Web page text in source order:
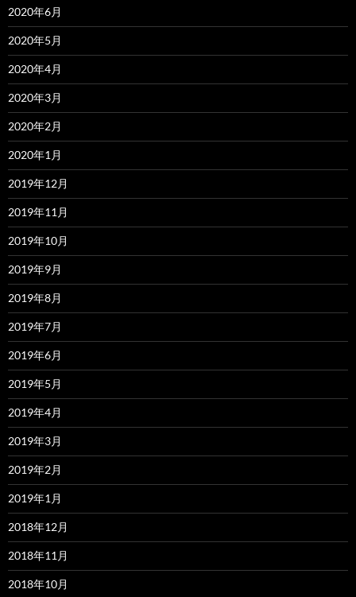
2020年6月
2020年5月
2020年4月
2020年3月
2020年2月
2020年1月
2019年12月
2019年11月
2019年10月
2019年9月
2019年8月
2019年7月
2019年6月
2019年5月
2019年4月
2019年3月
2019年2月
2019年1月
2018年12月
2018年11月
2018年10月